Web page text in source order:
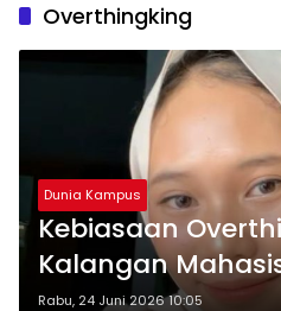
Overthingking
Dunia Kampus
Kebiasaan
Kalangan
Rabu, 24 Juni 2026 10:05